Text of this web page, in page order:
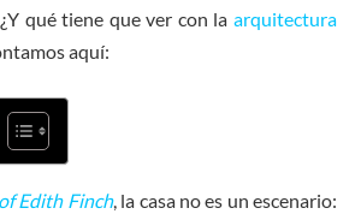
qué tiene que ver con la arquitectura
aquí:
Edith Finch, la casa no es un escenario: